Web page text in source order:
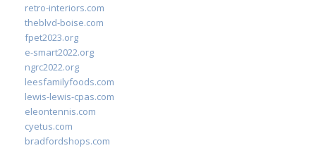
retro-interiors.com
theblvd-boise.com
fpet2023.org
e-smart2022.org
ngrc2022.org
leesfamilyfoods.com
lewis-lewis-cpas.com
eleontennis.com
cyetus.com
bradfordshops.com